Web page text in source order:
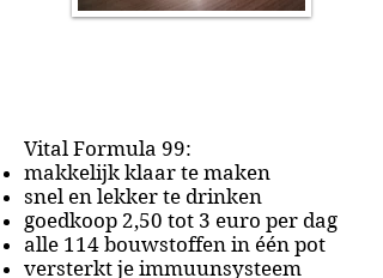
Vital Formula 99:
makkelijk klaar te maken
snel en lekker te drinken
goedkoop 2,50 tot 3 euro per dag
alle 114 bouwstoffen in één pot
versterkt je immuunsysteem